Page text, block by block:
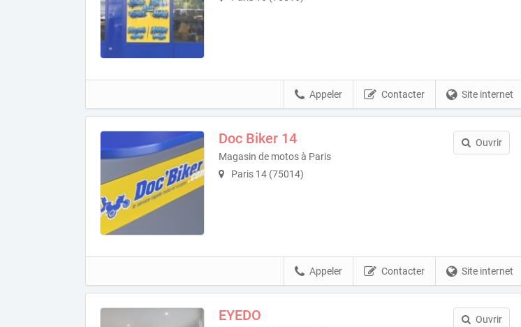
Site internet
Contacter
Appeler
Doc Biker 14
Magasin de motos à Paris
Paris 14 (75014)
Ouvrir
Site internet
Contacter
Appeler
EYEDO Ouvrir